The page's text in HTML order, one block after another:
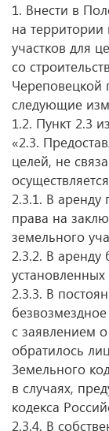
1. Внести в
на
участков для
со
Череповецкой
следующие
1.2. Пункт 2.3
«2.3.
целей, не
2.3.1. В аренду
права на
земельного
2.3.2. В аренду
2.3.3. В
с заявлением
обратилось
Земельного
в случаях,
кодекса
2.3.4. В